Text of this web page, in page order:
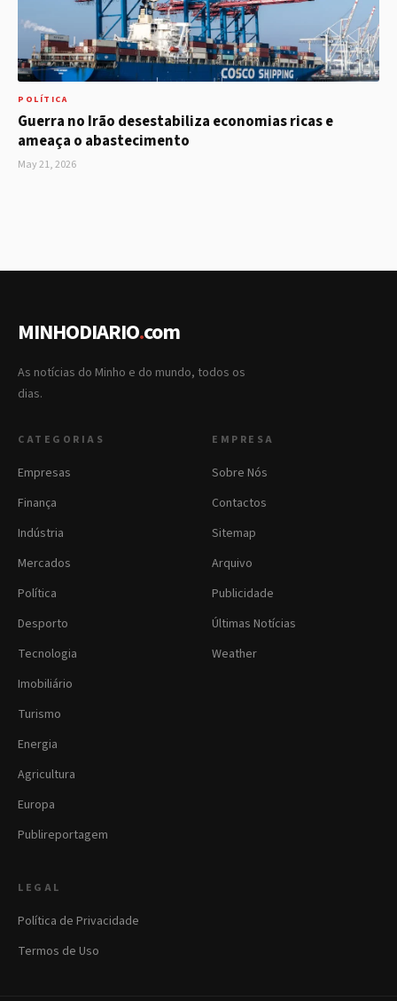
POLÍTICA
Guerra no Irão desestabiliza economias ricas e
ameaça o abastecimento
May 21, 2026
MINHODIARIO.com
As notícias do Minho e do mundo, todos os
dias.
CATEGORIAS
Empresas
Finança
Indústria
Mercados
Política
Desporto
Tecnologia
Imobiliário
Turismo
Energia
Agricultura
Europa
Publireportagem
EMPRESA
Sobre Nós
Contactos
Sitemap
Arquivo
Publicidade
Últimas Notícias
Weather
LEGAL
Política de Privacidade
Termos de Uso